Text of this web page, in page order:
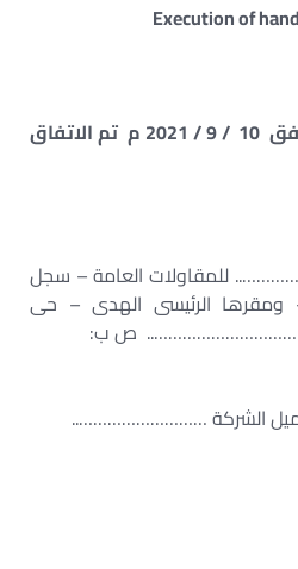
Execution of
أنة فى يوم الجمعة الموافق 10 / 9 / 2021 م تم الاتفاق
للمقاولات العامة – سجل
الرئيسى الهدى – حى
/ ………………………….. ص ب:
الشركة ………………………..